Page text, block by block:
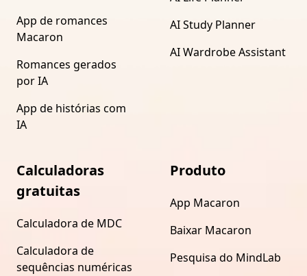
App de romances
Macaron
Romances gerados
por IA
App de histórias com
IA
AI Study Planner
AI Wardrobe Assistant
Calculadoras
gratuitas
Calculadora de MDC
Calculadora de
sequências numéricas
Produto
App Macaron
Baixar Macaron
Pesquisa do MindLab